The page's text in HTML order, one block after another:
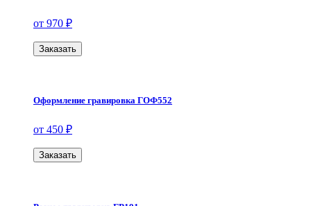
от 970 ₽
Заказать
Оформление гравировка ГОФ552
от 450 ₽
Заказать